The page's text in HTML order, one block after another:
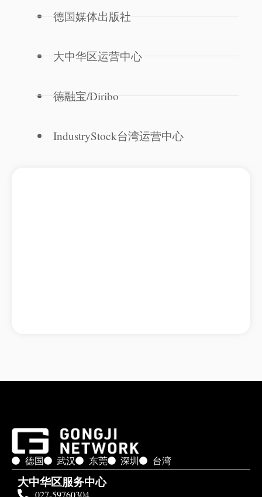
德国媒体出版社
大中华区运营中心
德融宝/Diribo
IndustryStock台湾运营中心
德国 武汉 东莞 深圳 台湾
大中华区服务中心
027-59760304